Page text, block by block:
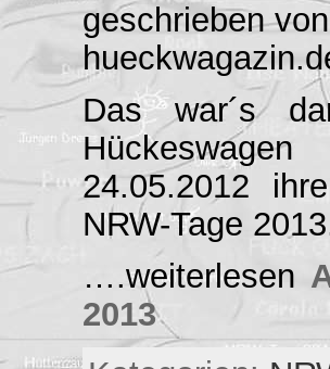
geschrieben
Das war´s
24.05.2012
NRW-Tage
….weiterlesen
2013